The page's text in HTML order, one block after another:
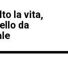
la vita,
da